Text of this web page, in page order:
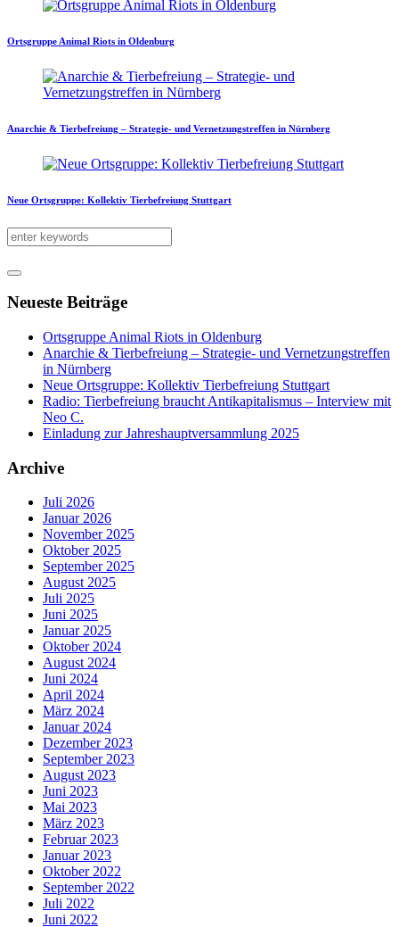
Ortsgruppe Animal Riots in Oldenburg
Anarchie & Tierbefreiung – Strategie- und Vernetzungstreffen in Nürnberg
Neue Ortsgruppe: Kollektiv Tierbefreiung Stuttgart
Neueste Beiträge
Ortsgruppe Animal Riots in Oldenburg
Anarchie & Tierbefreiung – Strategie- und Vernetzungstreffen
in Nürnberg
Neue Ortsgruppe: Kollektiv Tierbefreiung Stuttgart
Radio: Tierbefreiung braucht Antikapitalismus – Interview mit
Neo C.
Einladung zur Jahreshauptversammlung 2025
Archive
Juli 2026
Januar 2026
November 2025
Oktober 2025
September 2025
August 2025
Juli 2025
Juni 2025
Januar 2025
Oktober 2024
August 2024
Juni 2024
April 2024
März 2024
Januar 2024
Dezember 2023
September 2023
August 2023
Juni 2023
Mai 2023
März 2023
Februar 2023
Januar 2023
Oktober 2022
September 2022
Juli 2022
Juni 2022